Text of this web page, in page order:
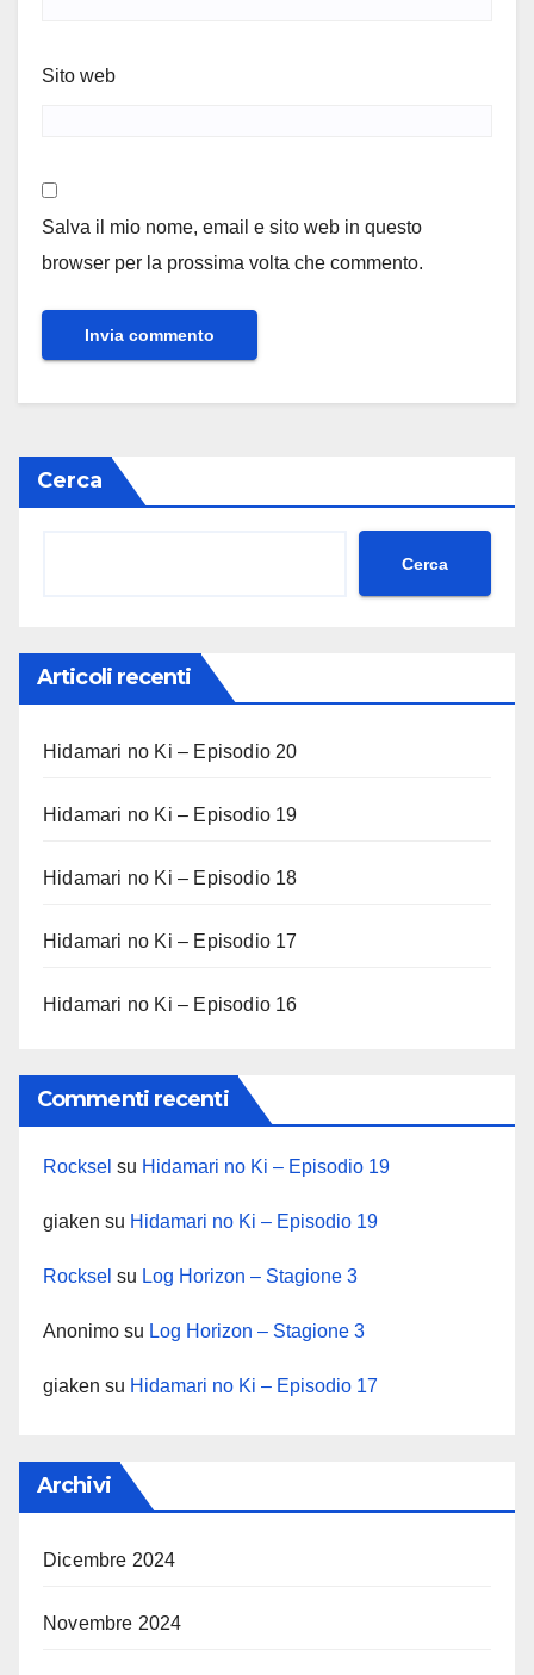
Sito web
Salva il mio nome, email e sito web in questo
browser per la prossima volta che commento.
Cerca
Cerca
Articoli recenti
Hidamari no Ki – Episodio 20
Hidamari no Ki – Episodio 19
Hidamari no Ki – Episodio 18
Hidamari no Ki – Episodio 17
Hidamari no Ki – Episodio 16
Commenti recenti
Rocksel su Hidamari no Ki – Episodio 19
giaken su Hidamari no Ki – Episodio 19
Rocksel su Log Horizon – Stagione 3
Anonimo su Log Horizon – Stagione 3
giaken su Hidamari no Ki – Episodio 17
Archivi
Dicembre 2024
Novembre 2024